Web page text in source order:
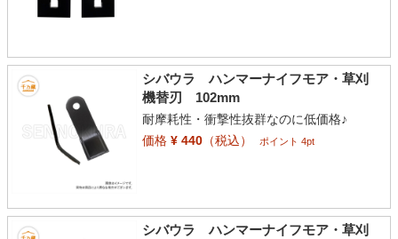
シバウラ ハンマーナイフモア・草刈
機替刃 102mm
耐摩耗性・衝撃性抜群なのに低価格♪
価格¥ 440（税込） ポイント 4pt
シバウラ ハンマーナイフモア・草刈